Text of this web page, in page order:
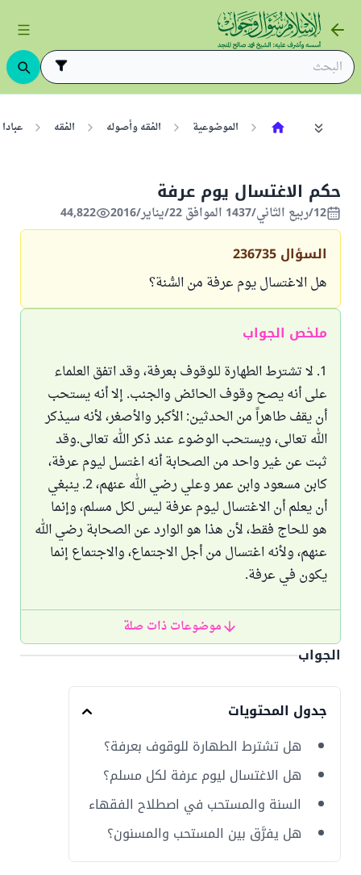
الموضوعية الفقه وأصوله الفقه
حكم الاغتسال يوم عرفة
12/ربيع الثاني/1437 الموافق 22/يناير/2016 44,822
السؤال 236735
هل الاغتسال يوم عرفة من السُّنة؟
ملخص الجواب
1. لا تشترط الطهارة للوقوف بعرفة، وقد اتفق العلماء
على أنه يصح وقوف الحائض والجنب. إلا أنه يستحب
أن يقف طاهراً من الحدثين: الأكبر والأصغر، لأنه سيذكر
الله تعالى، ويستحب الوضوء عند ذكر الله تعالى.وقد
ثبت عن غير واحد من الصحابة أنه اغتسل ليوم عرفة،
كابن مسعود وابن عمر وعلي رضي الله عنهم، 2. ينبغي
أن يعلم أن الاغتسال ليوم عرفة ليس لكل مسلم، وإنما
هو للحاج فقط، لأن هذا هو الوارد عن الصحابة رضي الله
عنهم، ولأنه اغتسال من أجل الاجتماع، والاجتماع إنما
يكون في عرفة.
موضوعات ذات صلة
الجواب
جدول المحتويات
هل تشترط الطهارة للوقوف بعرفة؟
هل الاغتسال ليوم عرفة لكل مسلم؟
السنة والمستحب في اصطلاح الفقهاء
هل يفرَّق بين المستحب والمسنون؟